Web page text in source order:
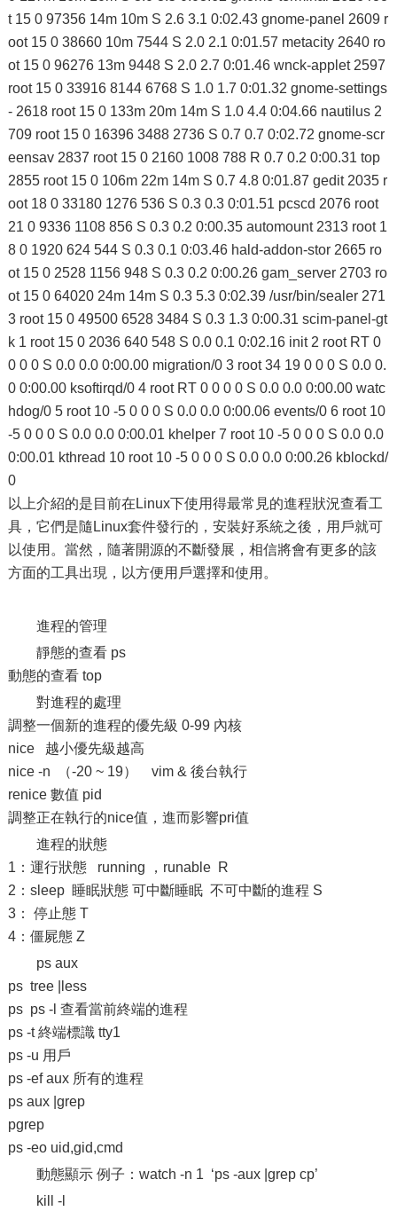
t 15 0 97356 14m 10m S 2.6 3.1 0:02.43 gnome-panel 2609 r
oot 15 0 38660 10m 7544 S 2.0 2.1 0:01.57 metacity 2640 ro
ot 15 0 96276 13m 9448 S 2.0 2.7 0:01.46 wnck-applet 2597
root 15 0 33916 8144 6768 S 1.0 1.7 0:01.32 gnome-settings
- 2618 root 15 0 133m 20m 14m S 1.0 4.4 0:04.66 nautilus 2
709 root 15 0 16396 3488 2736 S 0.7 0.7 0:02.72 gnome-scr
eensav 2837 root 15 0 2160 1008 788 R 0.7 0.2 0:00.31 top
2855 root 15 0 106m 22m 14m S 0.7 4.8 0:01.87 gedit 2035 r
oot 18 0 33180 1276 536 S 0.3 0.3 0:01.51 pcscd 2076 root
21 0 9336 1108 856 S 0.3 0.2 0:00.35 automount 2313 root 1
8 0 1920 624 544 S 0.3 0.1 0:03.46 hald-addon-stor 2665 ro
ot 15 0 2528 1156 948 S 0.3 0.2 0:00.26 gam_server 2703 ro
ot 15 0 64020 24m 14m S 0.3 5.3 0:02.39 /usr/bin/sealer 271
3 root 15 0 49500 6528 3484 S 0.3 1.3 0:00.31 scim-panel-gt
k 1 root 15 0 2036 640 548 S 0.0 0.1 0:02.16 init 2 root RT 0
0 0 0 S 0.0 0.0 0:00.00 migration/0 3 root 34 19 0 0 0 S 0.0 0.
0 0:00.00 ksoftirqd/0 4 root RT 0 0 0 0 S 0.0 0.0 0:00.00 watc
hdog/0 5 root 10 -5 0 0 0 S 0.0 0.0 0:00.06 events/0 6 root 10
-5 0 0 0 S 0.0 0.0 0:00.01 khelper 7 root 10 -5 0 0 0 S 0.0 0.0
0:00.01 kthread 10 root 10 -5 0 0 0 S 0.0 0.0 0:00.26 kblockd/
0
以上介紹的是目前在Linux下使用得最常見的進程狀況查看工
具，它們是隨Linux套件發行的，安裝好系統之後，用戶就可
以使用。當然，隨著開源的不斷發展，相信將會有更多的該
方面的工具出現，以方便用戶選擇和使用。
進程的管理
靜態的查看 ps
動態的查看 top
對進程的處理
調整一個新的進程的優先級 0-99 內核
nice 越小優先級越高
nice -n （-20 ~ 19） vim & 後台執行
renice 數值 pid
調整正在執行的nice值，進而影響pri值
進程的狀態
1：運行狀態 running ，runable R
2：sleep 睡眠狀態 可中斷睡眠 不可中斷的進程 S
3： 停止態 T
4：僵屍態 Z
ps aux
ps tree |less
ps ps -l 查看當前終端的進程
ps -t 終端標識 tty1
ps -u 用戶
ps -ef aux 所有的進程
ps aux |grep
pgrep
ps -eo uid,gid,cmd
動態顯示 例子：watch -n 1 ‘ps -aux |grep cp’
kill -l